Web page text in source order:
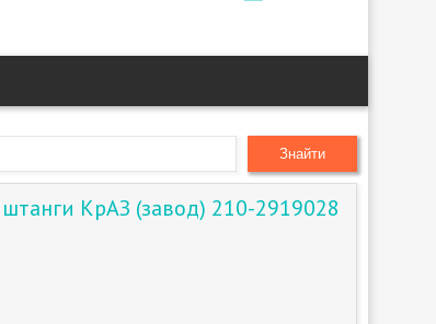
Знайти
КрАЗ (завод) 210-2919028